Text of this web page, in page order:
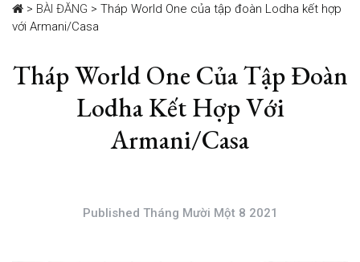
> BÀI ĐĂNG > Tháp World One của tập đoàn Lodha kết hợp
với Armani/Casa
Tháp World One Của Tập Đoàn
Lodha Kết Hợp Với
Armani/Casa
Published Tháng Mười Một 8 2021